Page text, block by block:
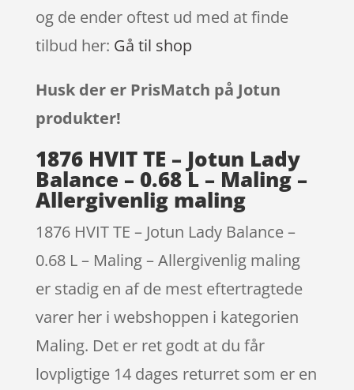
og de ender oftest ud med at finde
tilbud her: Gå til shop
Husk der er PrisMatch på Jotun
produkter!
1876 HVIT TE – Jotun Lady
Balance – 0.68 L – Maling –
Allergivenlig maling
1876 HVIT TE – Jotun Lady Balance –
0.68 L – Maling – Allergivenlig maling
er stadig en af de mest eftertragtede
varer her i webshoppen i kategorien
Maling. Det er ret godt at du får
lovpligtige 14 dages returret som er en